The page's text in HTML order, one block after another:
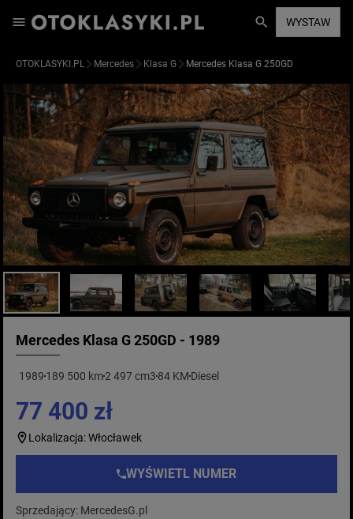
WYSTAW
OTOKLASYKI.PL Mercedes Klasa G Mercedes Klasa G 250GD
Mercedes Klasa G 250GD - 1989
1989 189 500 km2 497 cm3 84 KM Diesel
77 400 zł
Lokalizacja: Włocławek
WYŚWIETL NUMER
Sprzedający: MercedesG.pl